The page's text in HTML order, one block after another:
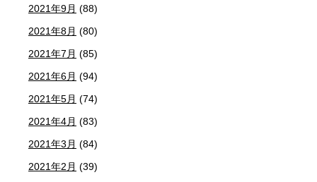
2021年9月 (88)
2021年8月 (80)
2021年7月 (85)
2021年6月 (94)
2021年5月 (74)
2021年4月 (83)
2021年3月 (84)
2021年2月 (39)